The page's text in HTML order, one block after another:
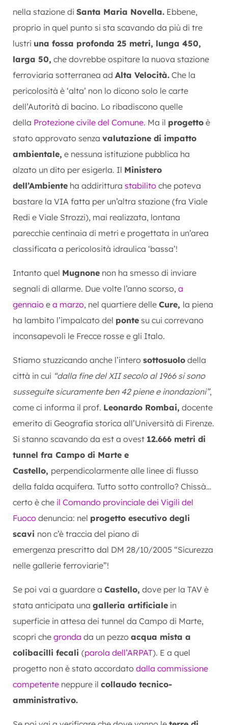
nella stazione di Santa Maria Novella. Ebbene,
proprio in quel punto si sta scavando da più di tre
lustri una fossa profonda 25 metri, lunga 450,
larga 50, che dovrebbe ospitare la nuova stazione
ferroviaria sotterranea ad Alta Velocità. Che la
pericolosità è ‘alta’ non lo dicono solo le carte
dell’Autorità di bacino. Lo ribadiscono quelle
della Protezione civile del Comune. Ma il progetto è
stato approvato senza valutazione di impatto
ambientale, e nessuna istituzione pubblica ha
alzato un dito per esigerla. Il Ministero
dell’Ambiente ha addirittura stabilito che poteva
bastare la VIA fatta per un’altra stazione (fra Viale
Redi e Viale Strozzi), mai realizzata, lontana
parecchie centinaia di metri e progettata in un’area
classificata a pericolosità idraulica ‘bassa’!
Intanto quel Mugnone non ha smesso di inviare
segnali di allarme. Due volte l’anno scorso, a
gennaio e a marzo, nel quartiere delle Cure, la piena
ha lambito l’impalcato del ponte su cui correvano
inconsapevoli le Frecce rosse e gli Italo.
Stiamo stuzzicando anche l’intero sottosuolo della
città in cui “dalla fine del XII secolo al 1966 si sono
susseguite sicuramente ben 42 piene e inondazioni”,
come ci informa il prof. Leonardo Rombai, docente
emerito di Geografia storica all’Università di Firenze.
Si stanno scavando da est a ovest 12.666 metri di
tunnel fra Campo di Marte e
Castello, perpendicolarmente alle linee di flusso
della falda acquifera. Tutto sotto controllo? Chissà…
certo è che il Comando provinciale dei Vigili del
Fuoco denuncia: nel progetto esecutivo degli
scavi non c’è traccia del piano di
emergenza prescritto dal DM 28/10/2005 “Sicurezza
nelle gallerie ferroviarie”!
Se poi vai a guardare a Castello, dove per la TAV è
stata anticipata una galleria artificiale in
superficie in attesa dei tunnel da Campo di Marte,
scopri che gronda da un pezzo acqua mista a
colibacilli fecali (parola dell’ARPAT). E a quel
progetto non è stato accordato dalla commissione
competente neppure il collaudo tecnico-
amministrativo.